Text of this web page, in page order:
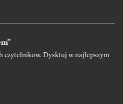
czytelnikow. Dysktuj w najlepszym